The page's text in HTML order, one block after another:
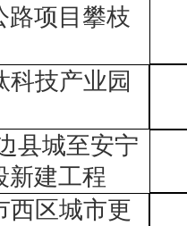
路项目攀枝
科技产业园
县城至安宁
新建工程
西区城市更